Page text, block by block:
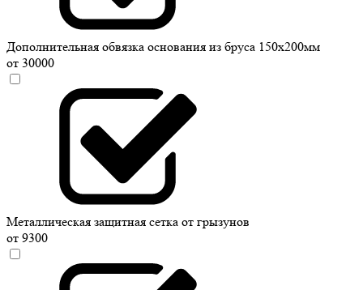
Дополнительная обвязка основания из бруса 150х200мм
от 30000
Металлическая защитная сетка от грызунов
от 9300